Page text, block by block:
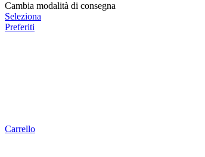
Cambia modalità di consegna
Seleziona
Preferiti
Carrello